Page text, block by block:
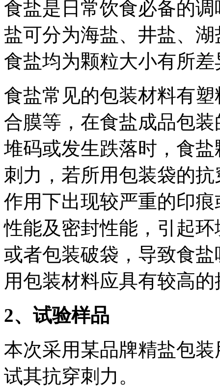
食盐是日常饮食必备的
盐可分为海盐、井盐、
食盐均为颗粒大小有所
食盐常见的包装材料有
合膜等，在食盐成品包
堆码或发生跌落时，食
刺力，若所用包装袋的
作用下出现较严重的印
性能及密封性能，引起
或者包装破袋，导致食
用包装材料应具有较高
2、试验样品
本次采用某品牌精盐包
试其抗穿刺力。